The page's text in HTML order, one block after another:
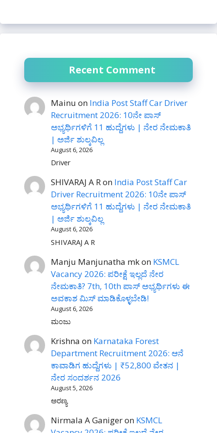
Recent Comment
Mainu on India Post Staff Car Driver
Recruitment 2026: 10ನೇ ಪಾಸ್
ಅಭ್ಯರ್ಥಿಗಳಿಗೆ 11 ಹುದ್ದೆಗಳು | ನೇರ ನೇಮಕಾತಿ
| ಅರ್ಜಿ ಶುಲ್ಕವಿಲ್ಲ
August 6, 2026
Driver
SHIVARAJ A Ron India Post Staff Car
Driver Recruitment 2026: 10ನೇ ಪಾಸ್
ಅಭ್ಯರ್ಥಿಗಳಿಗೆ 11 ಹುದ್ದೆಗಳು | ನೇರ ನೇಮಕಾತಿ
| ಅರ್ಜಿ ಶುಲ್ಕವಿಲ್ಲ
August 6, 2026
SHIVARAJ A R
Manju Manjunatha mkon KSMCL
Vacancy 2026: ಪರೀಕ್ಷೆ ಇಲ್ಲದೆ ನೇರ
ನೇಮಕಾತಿ? 7th, 10th ಪಾಸ್ ಅಭ್ಯರ್ಥಿಗಳು ಈ
ಅವಕಾಶ ಮಿಸ್ ಮಾಡಿಕೊಳ್ಳಬೇಡಿ!
August 6, 2026
ಮಂಜು
Krishna on Karnataka Forest
Department Recruitment 2026: ಆನೆ
ಕಾವಾಡಿಗ ಹುದ್ದೆಗಳು | ₹52,800 ವೇತನ |
ನೇರ ಸಂದರ್ಶನ 2026
August 5, 2026
ಅರಣ್ಯ
Nirmala A Ganigeron KSMCL